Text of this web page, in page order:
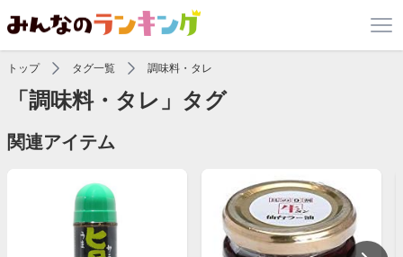
トップ タグ一覧 調味料・タレ
「調味料・タレ」タグ
関連アイテム